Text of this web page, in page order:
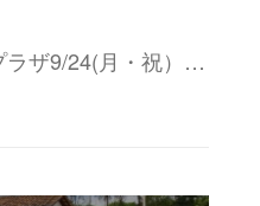
ラザ9/24(月・祝）…